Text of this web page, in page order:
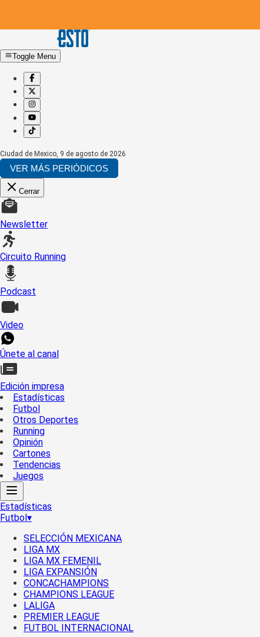
Toggle Menu
Ciudad de Mexico, 9 de agosto de 2026
VER MÁS PERIÓDICOS
Cerrar
Newsletter
Circuito Running
Podcast
Video
Únete al canal
Edición impresa
Estadísticas
Futbol
Otros Deportes
Running
Opinión
Cartones
Tendencias
Juegos
Estadísticas
Futbol▾
SELECCIÓN MEXICANA
LIGA MX
LIGA MX FEMENIL
LIGA EXPANSIÓN
CONCACHAMPIONS
CHAMPIONS LEAGUE
LALIGA
PREMIER LEAGUE
FUTBOL INTERNACIONAL